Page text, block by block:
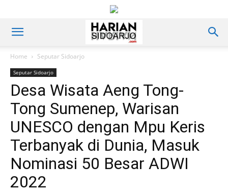
Home Seputar Sidoarjo
Seputar Sidoarjo
Desa Wisata Aeng Tong-
Tong Sumenep, Warisan
UNESCO dengan Mpu Keris
Terbanyak di Dunia, Masuk
Nominasi 50 Besar ADWI
2022